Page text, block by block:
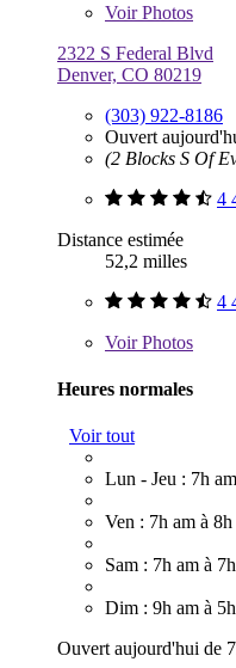
VoirPhotos
2322 S Federal Blvd
Denver, CO 80219
(303) 922-8186
Ouvert
(2 Blocks S Of
4
Distance estimée
52,2 milles
4
VoirPhotos
Heures normales
Voir tout
Lun - Jeu : 7h
Ven : 7h am à
Sam : 7h am à
Dim : 9h am à
Ouvert aujourd'hui de